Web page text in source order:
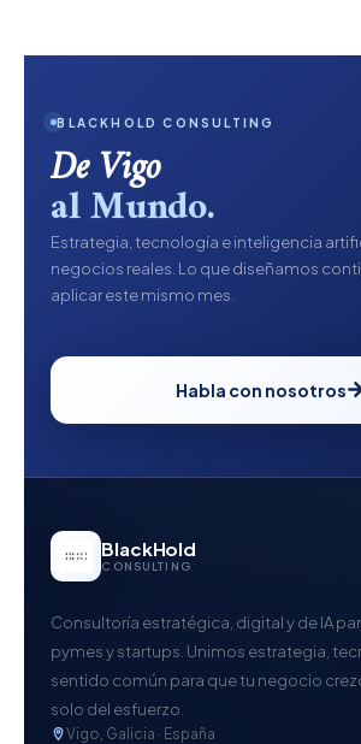
BLACKHOLD CONSULTING
De Vigo
al Mundo.
Estrategia, tecnología e inteligencia
negocios reales. Lo que diseñamos
aplicar este mismo mes.
Habla con nosotros
BlackHold
CONSULTING
Consultoría estratégica, digital y de IA
pymes y startups. Unimos estrategia,
sentido común para que tu negocio
solo del esfuerzo.
Vigo, Galicia · España